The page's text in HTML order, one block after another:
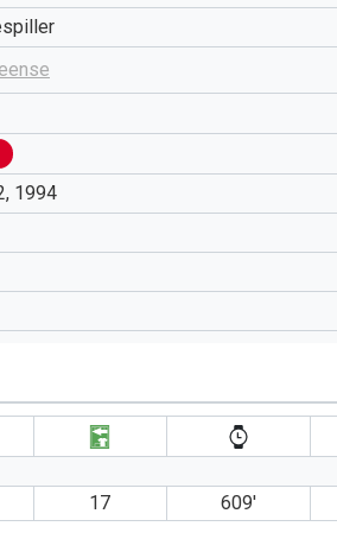
1994
17 609′